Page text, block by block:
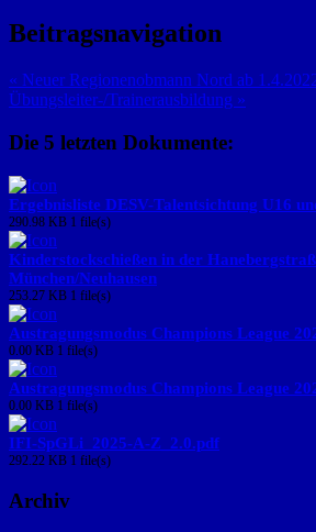
Beitragsnavigation
« Neuer Regionenobmann Nord ab
Übungsleiter-/Trainerausbildung »
Die 5 letzten Dokumente:
Ergebnisliste DESV-Talentsichtung U16
290.98 KB 1 file(s)
Kinderstockschießen in der
München/Neuhausen
253.27 KB 1 file(s)
Austragungsmodus Champions League
0.00 KB 1 file(s)
Austragungsmodus Champions League
0.00 KB 1 file(s)
IFI-SpGLi_2025-A-Z_2.0.pdf
292.22 KB 1 file(s)
Archiv